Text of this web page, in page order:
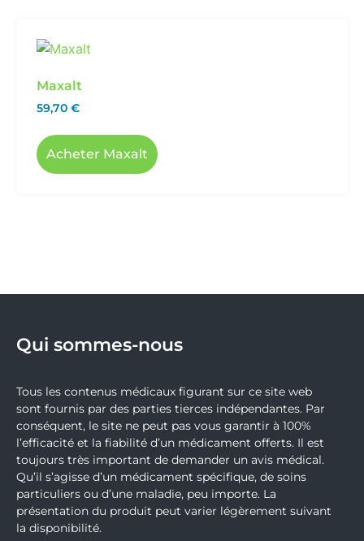
Maxalt
59,70 €
Acheter Maxalt
Qui sommes-nous
Tous les contenus médicaux figurant sur ce site web
sont fournis par des parties tierces indépendantes. Par
conséquent, le site ne peut pas vous garantir à 100%
l’efficacité et la fiabilité d’un médicament offerts. Il est
toujours très important de demander un avis médical.
Qu’il s’agisse d’un médicament spécifique, de soins
particuliers ou d’une maladie, peu importe. La
présentation du produit peut varier légèrement suivant
la disponibilité.